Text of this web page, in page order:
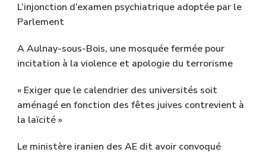
L’injonction d’examen psychiatrique adoptée par le
Parlement
A Aulnay-sous-Bois, une mosquée fermée pour
incitation à la violence et apologie du terrorisme
« Exiger que le calendrier des universités soit
aménagé en fonction des fêtes juives contrevient à
la laïcité »
Le ministère iranien des AE dit avoir convoqué